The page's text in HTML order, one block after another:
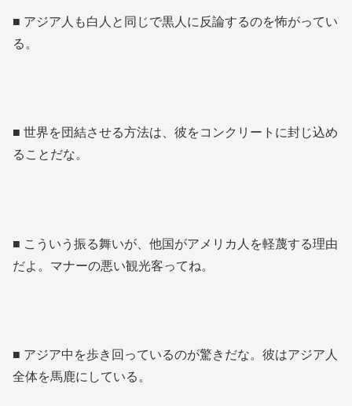
■ アジア人も白人と同じで黒人に反論するのを怖がってい
る。
■ 世界を団結させる方法は、彼をコンクリートに封じ込め
ることだな。
■ こういう振る舞いが、他国がアメリカ人を軽蔑する理由
だよ。マナーの悪い観光客ってね。
■ アジア中を歩き回っているのが驚きだな。彼はアジア人
全体を馬鹿にしている。